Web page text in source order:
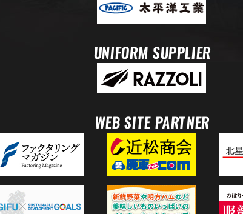
UNIFORM SUPPLIER
WEB SITE PARTNER